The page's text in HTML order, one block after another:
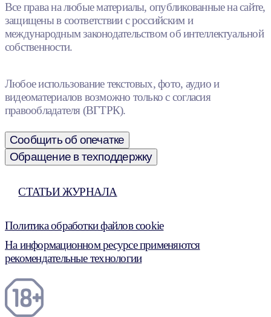
Все права на любые материалы, опубликованные на сайте,
защищены в соответствии с российским и
международным законодательством об интеллектуальной
собственности.
Любое использование текстовых, фото, аудио и
видеоматериалов возможно только с согласия
правообладателя (ВГТРК).
Сообщить об опечатке
Обращение в техподдержку
СТАТЬИ ЖУРНАЛА
Политика обработки файлов cookie
На информационном ресурсе применяются
рекомендательные технологии